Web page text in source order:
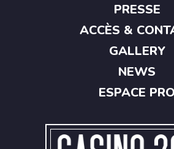
PRESSE
ACCÈS &
GALLERY
NEWS
ESPACE PRO